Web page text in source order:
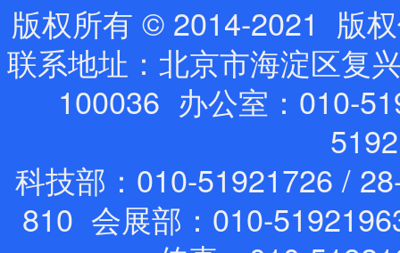
版权所有 © 2014-2021 版
联系地址：北京市海淀区复
100036 办公室：010-
科技部：010-51921726 /
810 会展部：010-